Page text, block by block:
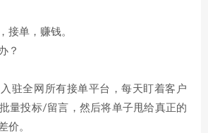
接单，赚钱。
？
驻全网所有接单平台，每天盯着客户
量投标/留言，然后将单子甩给真正的
价。